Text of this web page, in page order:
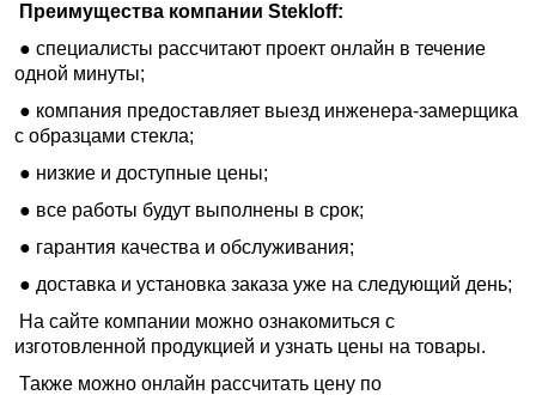
Преимущества компании Stekloff:
● специалисты рассчитают проект онлайн в течение
одной минуты;
● компания предоставляет выезд инженера-замерщика
с образцами стекла;
● низкие и доступные цены;
● все работы будут выполнены в срок;
● гарантия качества и обслуживания;
● доставка и установка заказа уже на следующий день;
На сайте компании можно ознакомиться с
изготовленной продукцией и узнать цены на товары.
Также можно онлайн рассчитать цену по